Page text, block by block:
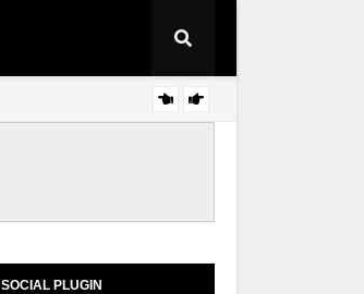
SOCIAL PLUGIN